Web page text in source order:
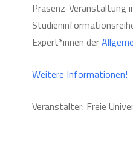
Präsenz-Veranstaltung
Expert*innen der
Weitere Informationen!
Veranstalter: Freie